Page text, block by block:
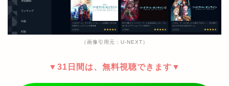
（画像引用元：U-NEXT）
▼31日間は、無料視聴できます▼